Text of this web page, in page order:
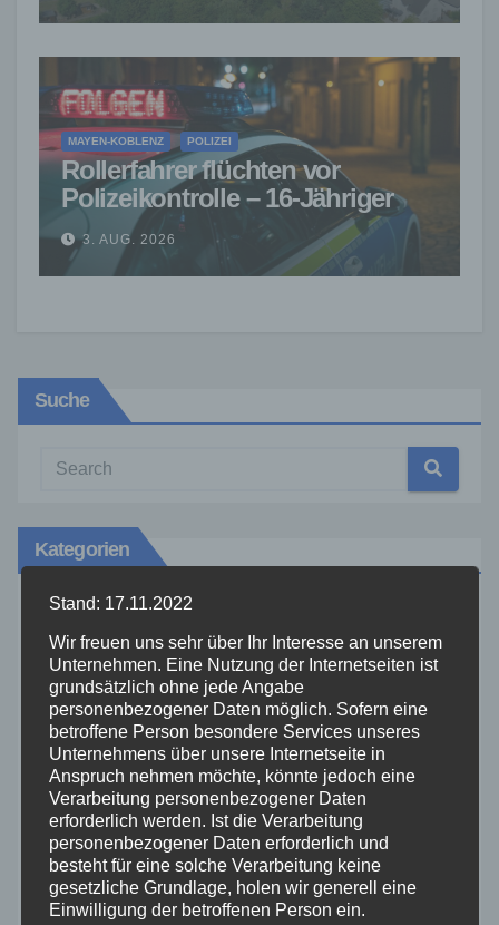
MAYEN-KOBLENZ POLIZEI
Rollerfahrer flüchten vor
Polizeikontrolle – 16-Jähriger
nach Verfolgung gestoppt
3. AUG. 2026
Suche
Kategorien
Allgemein
Altenkirchen
Bundespolizei
Feuerwehr
Hilfsorganisationen
Stand: 17.11.2022
Wir freuen uns sehr über Ihr Interesse an unserem
Unternehmen. Eine Nutzung der Internetseiten ist
grundsätzlich ohne jede Angabe
personenbezogener Daten möglich. Sofern eine
betroffene Person besondere Services unseres
Unternehmens über unsere Internetseite in
Anspruch nehmen möchte, könnte jedoch eine
Verarbeitung personenbezogener Daten
erforderlich werden. Ist die Verarbeitung
personenbezogener Daten erforderlich und
besteht für eine solche Verarbeitung keine
gesetzliche Grundlage, holen wir generell eine
Einwilligung der betroffenen Person ein.